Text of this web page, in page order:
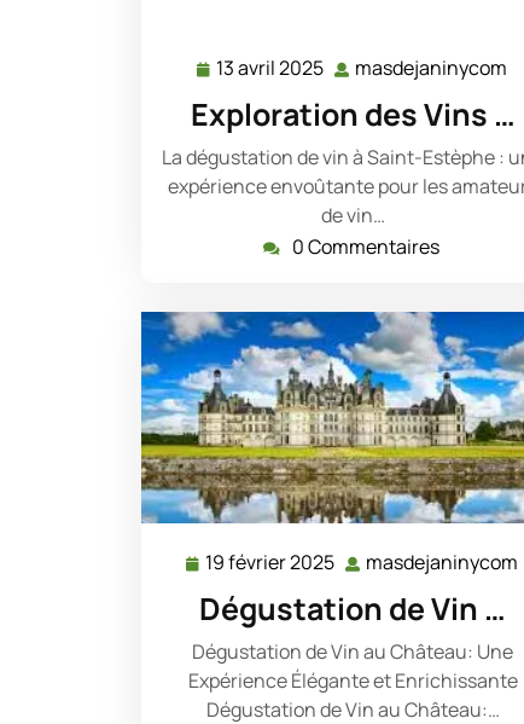
13 avril 2025 13
2025
masdejaninycom
Exploration des Vins …
La dégustation de vin à Saint-Estèphe :
expérience envoûtante pour les
de vin…
0 Commentaires
19 février 2025 19
février
2025
masdejaninycom
Dégustation de Vin …
Dégustation de Vin au Château: Une
Expérience Élégante et Enrichissante
Dégustation de Vin au Château:…